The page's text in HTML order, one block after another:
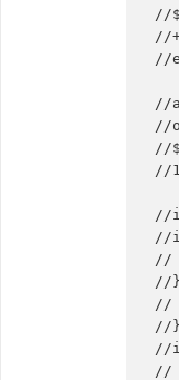
//
//
//
//
//
//
//
//
//
//
//
//
//}
//
//